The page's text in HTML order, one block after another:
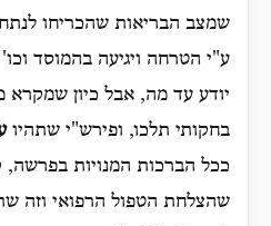
שמצב הבריאות שהכריחו לנתח
ע"י הטרחה ויגיעה בהמוסד
יודע עד מה, אבל כיון
בחקותי תלכו, ופירש"י שתהיו
ככל הברכות המנויות בפרשה,
שהצלחת הטפול הרפואי וזה